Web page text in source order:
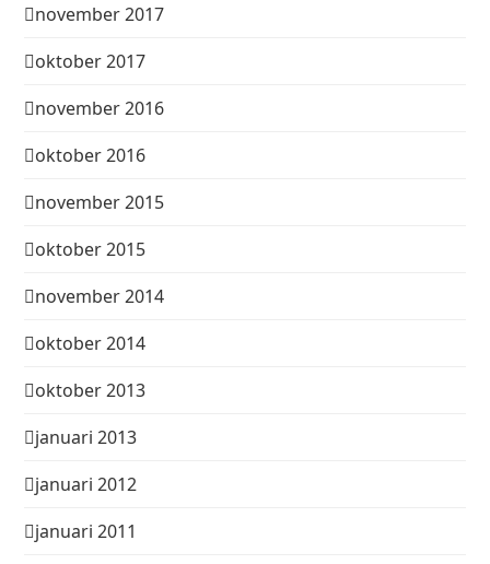
november 2017
oktober 2017
november 2016
oktober 2016
november 2015
oktober 2015
november 2014
oktober 2014
oktober 2013
januari 2013
januari 2012
januari 2011